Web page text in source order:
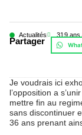
Actualités 319 ans
Partager
Je voudrais ici
l’opposition a
mettre fin au
sans discontinuer
36 ans prenant